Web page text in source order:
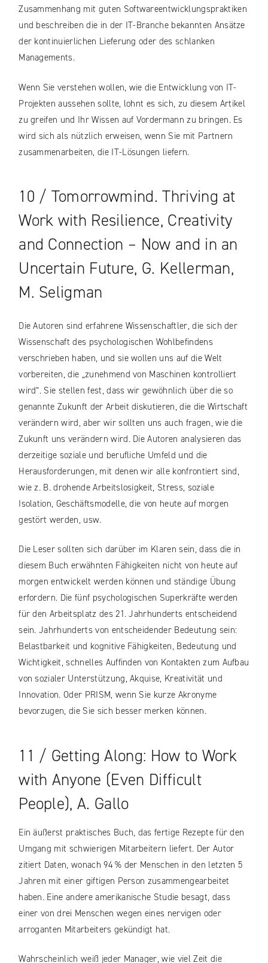
Zusammenhang mit guten Softwareentwicklungspraktiken
und beschreiben die in der IT-Branche bekannten Ansätze
der kontinuierlichen Lieferung oder des schlanken
Managements.
Wenn Sie verstehen wollen, wie die Entwicklung von IT-
Projekten aussehen sollte, lohnt es sich, zu diesem Artikel
zu greifen und Ihr Wissen auf Vordermann zu bringen. Es
wird sich als nützlich erweisen, wenn Sie mit Partnern
zusammenarbeiten, die IT-Lösungen liefern.
10 / Tomorrowmind. Thriving at
Work with Resilience, Creativity
and Connection – Now and in an
Uncertain Future, G. Kellerman,
M. Seligman
Die Autoren sind erfahrene Wissenschaftler, die sich der
Wissenschaft des psychologischen Wohlbefindens
verschrieben haben, und sie wollen uns auf die Welt
vorbereiten, die „zunehmend von Maschinen kontrolliert
wird“. Sie stellen fest, dass wir gewöhnlich über die so
genannte Zukunft der Arbeit diskutieren, die die Wirtschaft
verändern wird, aber wir sollten uns auch fragen, wie die
Zukunft uns verändern wird. Die Autoren analysieren das
derzeitige soziale und berufliche Umfeld und die
Herausforderungen, mit denen wir alle konfrontiert sind,
wie z. B. drohende Arbeitslosigkeit, Stress, soziale
Isolation, Geschäftsmodelle, die von heute auf morgen
gestört werden, usw.
Die Leser sollten sich darüber im Klaren sein, dass die in
diesem Buch erwähnten Fähigkeiten nicht von heute auf
morgen entwickelt werden können und ständige Übung
erfordern. Die fünf psychologischen Superkräfte werden
für den Arbeitsplatz des 21. Jahrhunderts entscheidend
sein. Jahrhunderts von entscheidender Bedeutung sein:
Belastbarkeit und kognitive Fähigkeiten, Bedeutung und
Wichtigkeit, schnelles Auffinden von Kontakten zum Aufbau
von sozialer Unterstützung, Akquise, Kreativität und
Innovation. Oder PRISM, wenn Sie kurze Akronyme
bevorzugen, die Sie sich besser merken können.
11 / Getting Along: How to Work
with Anyone (Even Difficult
People), A. Gallo
Ein äußerst praktisches Buch, das fertige Rezepte für den
Umgang mit schwierigen Mitarbeitern liefert. Der Autor
zitiert Daten, wonach 94 % der Menschen in den letzten 5
Jahren mit einer giftigen Person zusammengearbeitet
haben. Eine andere amerikanische Studie besagt, dass
einer von drei Menschen wegen eines nervigen oder
arroganten Mitarbeiters gekündigt hat.
Wahrscheinlich weiß jeder Manager, wie viel Zeit die